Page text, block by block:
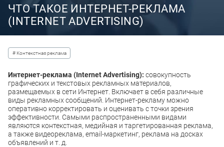
ЧТО ТАКОЕ ИНТЕРНЕТ-РЕКЛАМА
(INTERNET ADVERTISING)
# Контекстная реклама
Интернет-реклама (Internet Advertising): совокупность
графических и текстовых рекламных материалов,
размещаемых в сети Интернет. Включает в себя различные
виды рекламных сообщений. Интернет-рекламу можно
оперативно корректировать и оценивать с точки зрения
эффективности. Самыми распространенными видами
являются контекстная, медийная и таргетированная реклама,
а также видеореклама, email-маркетинг, реклама на досках
объявлений и т. д.